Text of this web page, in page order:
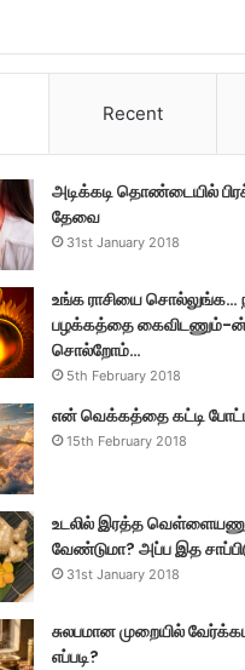
Recent
அடிக்கடி தொண்டையில்
தேவை
31st January 2018
உங்க ராசியை சொல்லுங்க…
பழக்கத்தை கைவிடணும்-
சொல்றோம்…
5th February 2018
என் வெக்கத்தை கட்டி
15th February 2018
உடலில் இரத்த
வேண்டுமா? அப்ப இத
31st January 2018
சுலபமான முறையில்
எப்படி?